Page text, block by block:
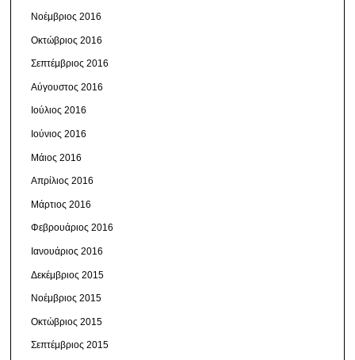
Νοέμβριος 2016
Οκτώβριος 2016
Σεπτέμβριος 2016
Αύγουστος 2016
Ιούλιος 2016
Ιούνιος 2016
Μάιος 2016
Απρίλιος 2016
Μάρτιος 2016
Φεβρουάριος 2016
Ιανουάριος 2016
Δεκέμβριος 2015
Νοέμβριος 2015
Οκτώβριος 2015
Σεπτέμβριος 2015